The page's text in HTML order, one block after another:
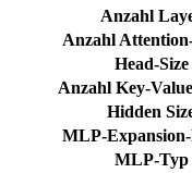
Anzahl
Anzahl
Head-Size
Anzahl Key-
Hidden
MLP-
MLP-Typ